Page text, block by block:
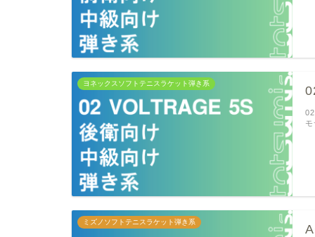
ヨネックスソフトテニスラケット弾き系
ミズノソフトテニスラケット弾き系